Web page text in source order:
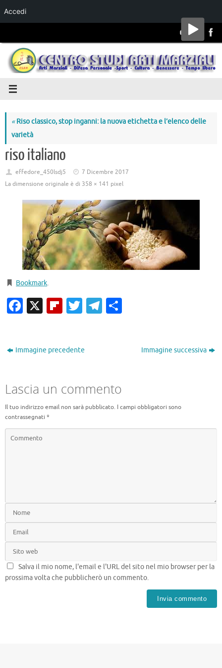
Accedi
Salta al
«Riso classico, stop inganni: la nuova etichetta e l’elenco delle
varietà
riso italiano
effedore_450lsdj5
7 Dicembre 2017
La dimensione originale è di 358 × 141 pixel
Bookmark.
Facebook
X Flipboard
TwitterTelegram
Immagine precedente Immagine successiva
Lascia un commento
Il tuo indirizzo email non sarà pubblicato. I campi obbligatori sono
contrassegnati *
Salva il mio nome, l'email e l'URL del sito nel mio browser per la
prossima volta che pubblicherò un commento.